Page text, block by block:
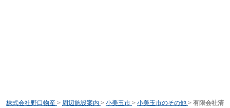
株式会社野口物産 > 周辺施設案内 > 小美玉市 > 小美玉市のその他 > 有限会社清